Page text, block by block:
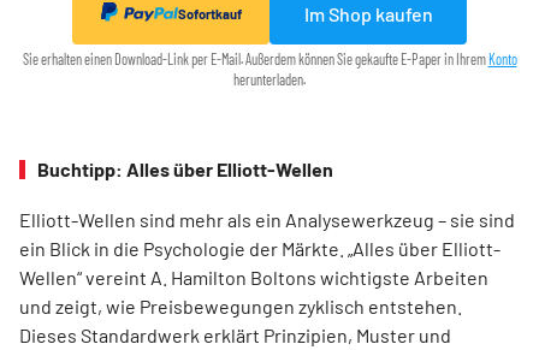
Sofortkauf Im Shop kaufen
Sie erhalten einen Download-Link per E-Mail. Außerdem können Sie gekaufte E-Paper in IhremKonto
herunterladen.
Buchtipp: Alles über Elliott-Wellen
Elliott-Wellen sind mehr als ein Analysewerkzeug – sie sind
ein Blick in die Psychologie der Märkte. „Alles über Elliott-
Wellen“ vereint A. Hamilton Boltons wichtigste Arbeiten
und zeigt, wie Preisbewegungen zyklisch entstehen.
Dieses Standardwerk erklärt Prinzipien, Muster und